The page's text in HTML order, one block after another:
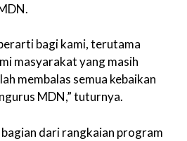
bagi kami, terutama
masyarakat yang masih
membalas semua kebaikan
MDN,” tuturnya.
dari rangkaian program